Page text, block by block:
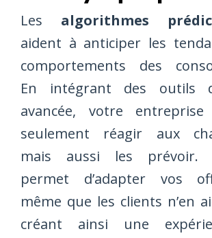
Les algorithmes
aident à anticiper les
comportements des
En intégrant des outils
avancée, votre
seulement réagir aux
mais aussi les prévoir.
permet d’adapter vos
même que les clients n’en
créant ainsi une